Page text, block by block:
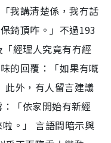
我講清楚係，我冇話
錡頂咋。」不過193
經理人究竟有冇經
的回覆：「如果有嘅
此外，有人留言建議
「依家開始有新經
。」 言語間暗示與